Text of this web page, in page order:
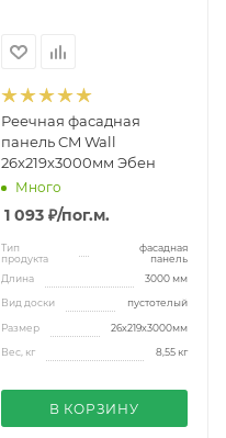
Реечная фасадная
панель CM Wall
26x219x3000мм Эбен
Много
1 093 ₽/пог.м.
Тип
продукта
фасадная
панель
Длина
3000 мм
Вид доски пустотелый
Размер 26x219x3000мм
Вес, кг 8,55 кг
В КОРЗИНУ